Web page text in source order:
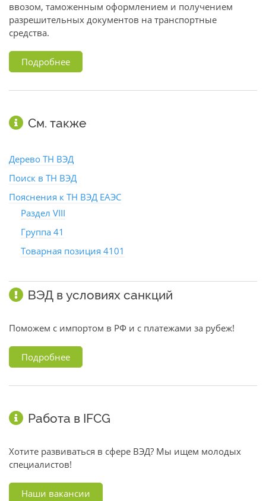
ввозом, таможенным оформлением и получением
разрешительных документов на транспортные
средства.
Подробнее
См. также
Дерево ТН ВЭД
Поиск в ТН ВЭД
Пояснения к ТН ВЭД ЕАЭС
Раздел VIII
Группа 41
Товарная позиция 4101
ВЭД в условиях санкций
Поможем с импортом в РФ и с платежами за рубеж!
Подробнее
Работа в IFCG
Хотите развиваться в сфере ВЭД? Мы ищем молодых
специалистов!
Наши вакансии